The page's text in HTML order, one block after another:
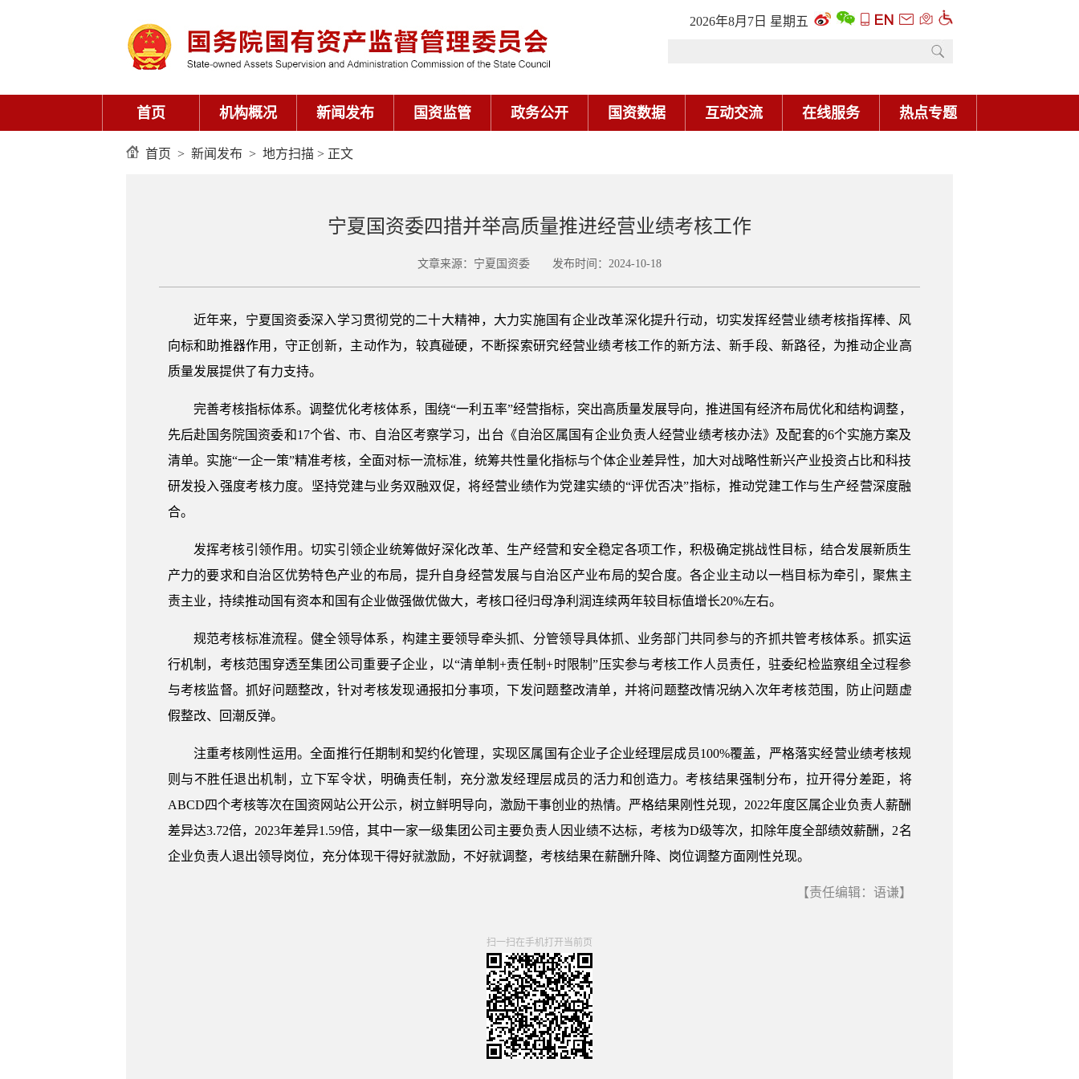
2026年8月7日 星期五
首页 机构概况 新闻发布 国资监管 政务公开 国资数据 互动交流 在线服务 热点专题
首页 > 新闻发布 > 地方扫描 > 正文
宁夏国资委四措并举高质量推进经营业绩考核工作
文章来源：宁夏国资委 发布时间：2024-10-18
近年来，宁夏国资委深入学习贯彻党的二十大精神，大力实施国有企业改革深化提升行动，切实发挥经营业绩考核指挥棒、风
向标和助推器作用，守正创新，主动作为，较真碰硬，不断探索研究经营业绩考核工作的新方法、新手段、新路径，为推动企业高
质量发展提供了有力支持。
完善考核指标体系。调整优化考核体系，围绕“一利五率”经营指标，突出高质量发展导向，推进国有经济布局优化和结构调整，
先后赴国务院国资委和17个省、市、自治区考察学习，出台《自治区属国有企业负责人经营业绩考核办法》及配套的6个实施方案及
清单。实施“一企一策”精准考核，全面对标一流标准，统筹共性量化指标与个体企业差异性，加大对战略性新兴产业投资占比和科技
研发投入强度考核力度。坚持党建与业务双融双促，将经营业绩作为党建实绩的“评优否决”指标，推动党建工作与生产经营深度融
合。
发挥考核引领作用。切实引领企业统筹做好深化改革、生产经营和安全稳定各项工作，积极确定挑战性目标，结合发展新质生
产力的要求和自治区优势特色产业的布局，提升自身经营发展与自治区产业布局的契合度。各企业主动以一档目标为牵引，聚焦主
责主业，持续推动国有资本和国有企业做强做优做大，考核口径归母净利润连续两年较目标值增长20%左右。
规范考核标准流程。健全领导体系，构建主要领导牵头抓、分管领导具体抓、业务部门共同参与的齐抓共管考核体系。抓实运
行机制，考核范围穿透至集团公司重要子企业，以“清单制+责任制+时限制”压实参与考核工作人员责任，驻委纪检监察组全过程参
与考核监督。抓好问题整改，针对考核发现通报扣分事项，下发问题整改清单，并将问题整改情况纳入次年考核范围，防止问题虚
假整改、回潮反弹。
注重考核刚性运用。全面推行任期制和契约化管理，实现区属国有企业子企业经理层成员100%覆盖，严格落实经营业绩考核规
则与不胜任退出机制，立下军令状，明确责任制，充分激发经理层成员的活力和创造力。考核结果强制分布，拉开得分差距，将
ABCD四个考核等次在国资网站公开公示，树立鲜明导向，激励干事创业的热情。严格结果刚性兑现，2022年度区属企业负责人薪酬
差异达3.72倍，2023年差异1.59倍，其中一家一级集团公司主要负责人因业绩不达标，考核为D级等次，扣除年度全部绩效薪酬，2名
企业负责人退出领导岗位，充分体现干得好就激励，不好就调整，考核结果在薪酬升降、岗位调整方面刚性兑现。
【责任编辑：语谦】
扫一扫在手机打开当前页